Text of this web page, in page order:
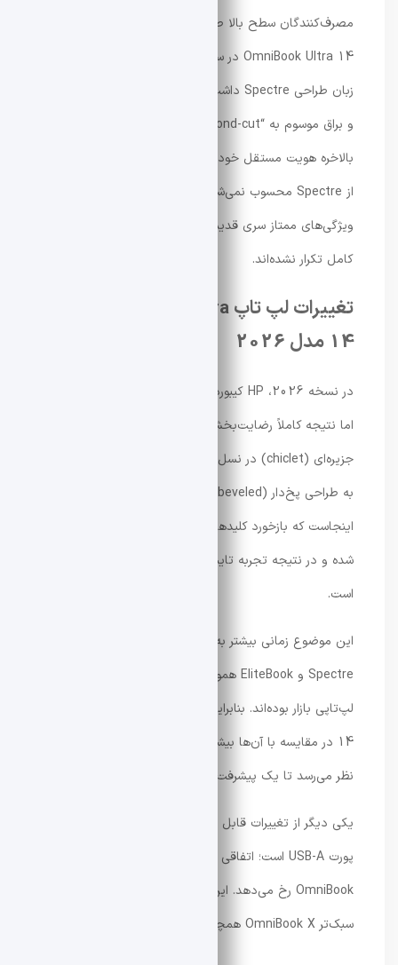
مصرف‌کنندگان سطح بالا طراحی شده بودند. نخستین نسل
زبان طراحی Spectre داشت، از جمله گوشه‌های تراش‌خورده
بالاخره هویت مستقل خود را پیدا کرده و دیگر صرفاً ادامه‌ای
از Spectre محسوب نمی‌شود. با این حال، هنوز هم برخی
ویژگی‌های ممتاز سری قدیمی در این مدل جدید به‌طور
کامل تکرار نشده‌اند.
تغییرات لپ تاپ HP OmniBook Ultra
14 مدل 2026
در نسخه 2026، HP کیبورد دستگاه را بازطراحی کرده است؛
اما نتیجه کاملاً رضایت‌بخش نیست. چیدمان کلیدهای
اینجاست که بازخورد کلیدها نرم‌تر و عمق حرکتی آن‌ها کمتر
شده و در نتیجه تجربه تایپ نسبت به نسل قبل افت کرده
است.
این موضوع زمانی بیشتر به چشم می‌آید که بدانیم سری
Spectre و EliteBook همواره جزو بهترین کیبوردهای
14 در مقایسه با آن‌ها بیشتر شبیه یک عقب‌گرد کوچک به
نظر می‌رسد تا یک پیشرفت واقعی.
یکی دیگر از تغییرات قابل توجه این
پورت USB-A است؛ اتفاقی که برای اولین بار در سری
OmniBook رخ می‌دهد. این در حالی است که حتی مدل
سبک‌تر OmniBook X همچنان از USB-A پشتیبانی می‌کند.